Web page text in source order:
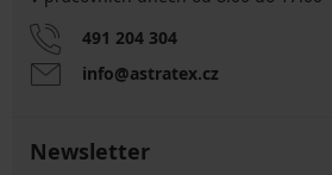
491 204 304
info@astratex.cz
Newsletter